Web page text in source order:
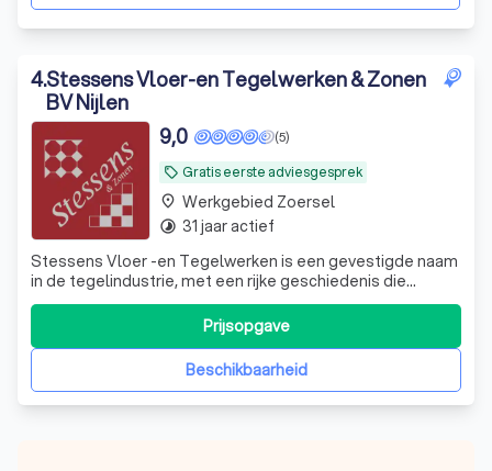
4.Stessens Vloer-en Tegelwerken & Zonen
BV Nijlen
local_offer Gratis eerste adviesgesprek
(5)
9,0
Stessens Vloer -en Tegelwerken is een gevestigde naam
in de tegelindustrie, met een rijke geschiedenis die
teruggaat tot 1994. Onder leiding van zaakvoerder Danny,
die zijn expertise in de loop der jaren heeft opgebouwd,
hebben we ons onderscheiden door onze toewijding aan
kwaliteit en vakmanschap.Beschikbaarheid
Prijsopgave
place Werkgebied Zoersel
timelapse 31 jaar actief